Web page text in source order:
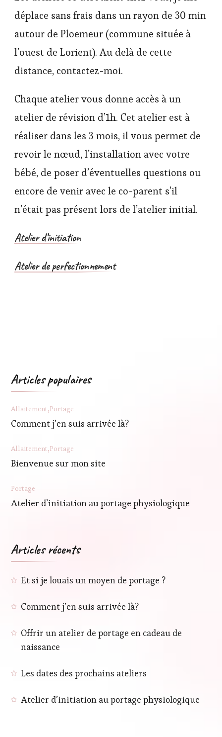
déplace sans frais dans un rayon de 30 min
autour de Ploemeur (commune située à
l’ouest de Lorient). Au delà de cette
distance, contactez-moi.
Chaque atelier vous donne accès à un
atelier de révision d’1h. Cet atelier est à
réaliser dans les 3 mois, il vous permet de
revoir le nœud, l’installation avec votre
bébé, de poser d’éventuelles questions ou
encore de venir avec le co-parent s’il
n’était pas présent lors de l’atelier initial.
Atelier d’initiation
Atelier de perfectionnement
Articles populaires
Allaitement Portage
Comment j’en suis arrivée là?
Allaitement Portage
Bienvenue sur mon site
Portage
Atelier d’initiation au portage physiologique
Articles récents
Et si je louais un moyen de portage ?
Comment j’en suis arrivée là?
Offrir un atelier de portage en cadeau de
naissance
Les dates des prochains ateliers
Atelier d’initiation au portage physiologique